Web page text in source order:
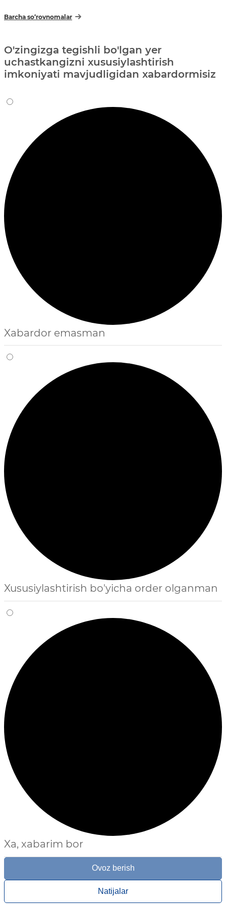
Barcha so‘rovnomalar
O'zingizga tegishli bo'lgan yer
uchastkangizni xususiylashtirish
imkoniyati mavjudligidan xabardormisiz
Xabardor emasman
Xususiylashtirish bo'yicha order olganman
Xa, xabarim bor
Ovoz berish
Natijalar